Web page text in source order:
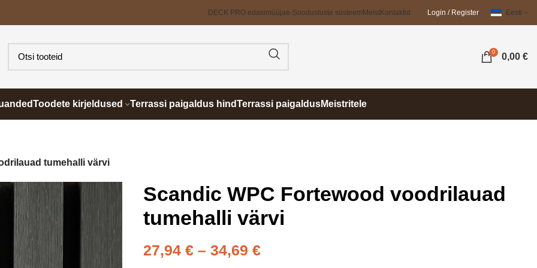
DECK PRO edasimüüjae-Soodustuste süsteem MeistKontaktid Login / Register Eesti
0 0,00 €
Toodete kirjeldused Terrassi paigaldus hindTerrassi paigaldusMeistritele
tumehalli värvi
Scandic WPC Fortewood voodrilauad
tumehalli värvi
27,94 € – 34,69 €